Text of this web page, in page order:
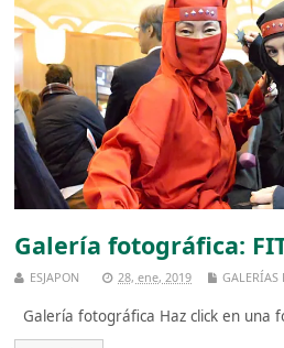
Galería fotográfica:
ESJAPON 28, ene, 2019 GALERÍAS
Galería fotográfica Haz click en